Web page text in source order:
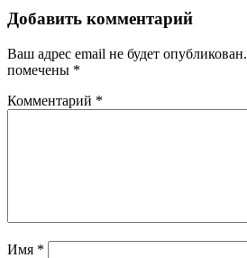
Добавить комментарий
Ваш адрес email не будет опубликован.
помечены *
Комментарий *
Имя *